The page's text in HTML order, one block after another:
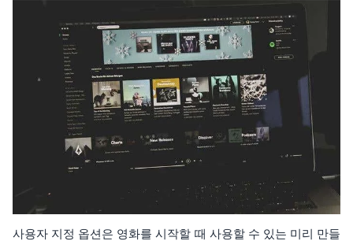
사용자 지정 옵션은 영화를 시작할 때 사용할 수 있는 미리 만들